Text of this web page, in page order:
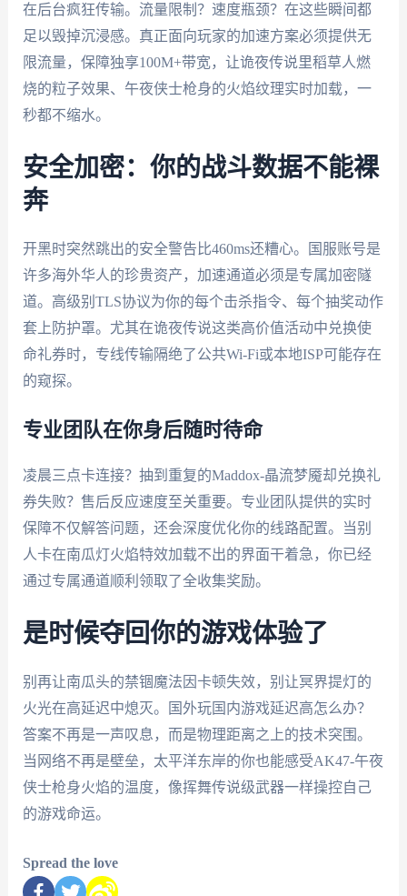
在后台疯狂传输。流量限制？速度瓶颈？在这些瞬间都
足以毁掉沉浸感。真正面向玩家的加速方案必须提供无
限流量，保障独享100M+带宽，让诡夜传说里稻草人燃
烧的粒子效果、午夜侠士枪身的火焰纹理实时加载，一
秒都不缩水。
安全加密：你的战斗数据不能裸
奔
开黑时突然跳出的安全警告比460ms还糟心。国服账号是
许多海外华人的珍贵资产，加速通道必须是专属加密隧
道。高级别TLS协议为你的每个击杀指令、每个抽奖动作
套上防护罩。尤其在诡夜传说这类高价值活动中兑换使
命礼券时，专线传输隔绝了公共Wi-Fi或本地ISP可能存在
的窥探。
专业团队在你身后随时待命
凌晨三点卡连接？抽到重复的Maddox-晶流梦魇却兑换礼
券失败？售后反应速度至关重要。专业团队提供的实时
保障不仅解答问题，还会深度优化你的线路配置。当别
人卡在南瓜灯火焰特效加载不出的界面干着急，你已经
通过专属通道顺利领取了全收集奖励。
是时候夺回你的游戏体验了
别再让南瓜头的禁锢魔法因卡顿失效，别让冥界提灯的
火光在高延迟中熄灭。国外玩国内游戏延迟高怎么办？
答案不再是一声叹息，而是物理距离之上的技术突围。
当网络不再是壁垒，太平洋东岸的你也能感受AK47-午夜
侠士枪身火焰的温度，像挥舞传说级武器一样操控自己
的游戏命运。
Spread the love